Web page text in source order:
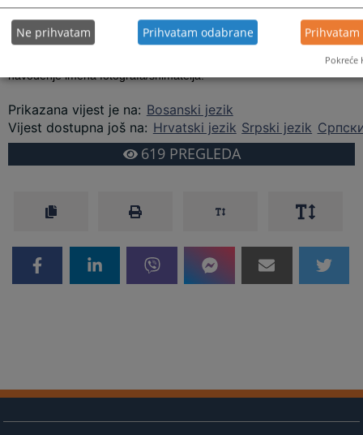
u kojoj se održavaju sjednice dopušteno je samo na osnovu
posebne odluke Vijeća. Zahtjeve za fotografisanjem ili snimanjem
kadrova sjednice potrebno je takođe dostaviti 48 sati prije
održavanja sjednice, na ranije naznačenu adresu uz obavezno
navođenje imena fotografa/snimatelja.
Prikazana vijest je na: Bosanski jezik
Vijest dostupna još na: Hrvatski jezik Srpski jezik
619PREGLEDA
Ne prihvatam Prihvatam odabrane Prihvatam
Pokreće